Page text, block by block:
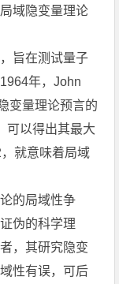
域隐变量理论
旨在测试量子
年，John
变量理论预言的
可以得出其最大
就意味着局域
的局域性争
伪的科学理
，其研究隐变
性有误，可后